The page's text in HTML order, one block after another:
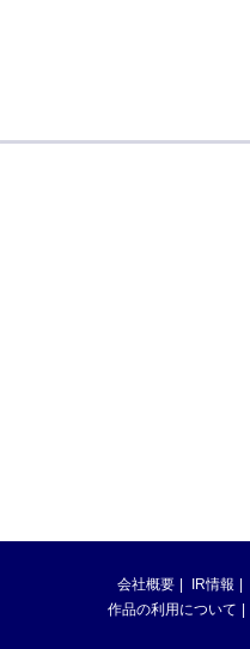
会社概要 IR情報
作品の利用について